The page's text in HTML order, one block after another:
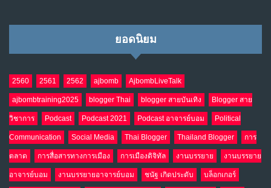
9
NO COMMENTS
10 อินโดนีเซีย กับเกมอำนาจที่มองไม่เห็น
เม.ย. 19, 2026
NO COMMENTS
ยอดนิยม
2560 2561 2562 ajbomb AjbombLiveTalk
ajbombtraining2025 blogger Thai blogger สายบันเทิง Blogger สาย
วิชาการ Podcast Podcast 2021 Podcast อาจารย์บอม Political
Communication Social Media Thai Blogger Thailand Blogger การ
ตลาด การสื่อสารทางการเมือง การเมืองดิจิทัล งานบรรยาย งานบรรยาย
อาจารย์บอม งานบรรยายอาจารย์บอม ชนัฐ เกิดประดับ บล็อกเกอร์